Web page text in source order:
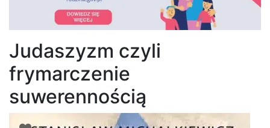
Judaszyzm czyli
frymarczenie
suwerennością